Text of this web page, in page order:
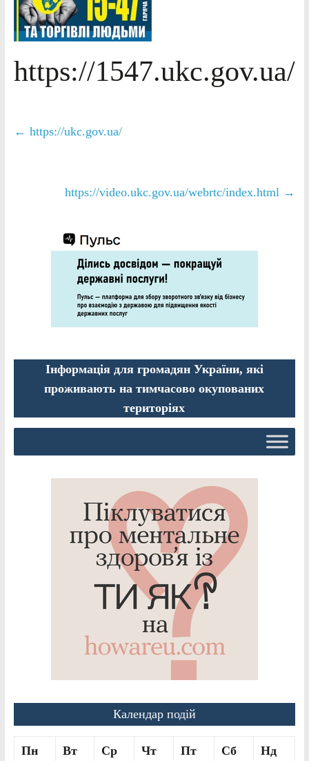
https://1547.ukc.gov.ua/
← https://ukc.gov.ua/
https://video.ukc.gov.ua/webrtc/index.html →
Інформація для громадян України, які
проживають на тимчасово окупованих
територіях
Календар подій
Пн Вт Ср Чт Пт Сб Нд